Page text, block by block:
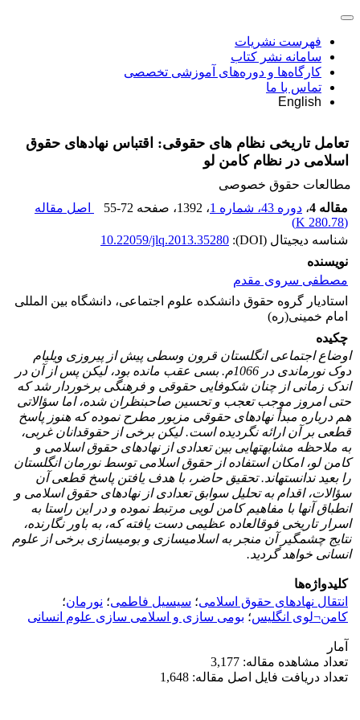
فهرست نشریات
سامانه نشر کتاب
کارگاه‌ها و دوره‌های آموزشی تخصصی
تماس با ما
English
تعامل تاریخی نظام های حقوقی: اقتباس نهادهای حقوق
اسلامی در نظام کامن لو
مطالعات حقوق خصوصی
مقاله 4
، دوره 43، شماره 1 ، 1392 ، صفحه 55-72
اصل مقاله
(
280.78 K
)
شناسه دیجیتال (DOI):
10.22059/jlq.2013.35280
نویسنده
مصطفی سروی مقدم
استادیار گروه حقوق دانشکده علوم اجتماعی، دانشگاه بین المللی
امام خمینی(ره)
چکیده
اوضاع اجتماعی انگلستان قرون وسطی پیش از پیروزی ویلیام
دوک نورماندی در 1066م. بسی عقب مانده بود، لیکن پس از آن در
اندک زمانی از چنان شکوفایی حقوقی و فرهنگی برخوردار شد که
حتی امروز موجب تعجب و تحسین صاحبنظران شده، اما سؤالاتی
هم درباره مبدأ نهادهای حقوقی مزبور مطرح نموده که هنوز پاسخ
قطعی بر آن ارائه نگردیده است. لیکن برخی از حقوقدانان غربی،
به ملاحظه مشابهت­هایی بین تعدادی از نهادهای حقوق اسلامی و
کامن لو، امکان استفاده از حقوق اسلامی توسط نورمان انگلستان
را بعید ندانسته­اند. تحقیق حاضر، با هدف یافتن پاسخ قطعی آن
سؤالات، اقدام به تحلیل سوابق تعدادی از نهادهای حقوق اسلامی و
انطباق آنها با مفاهیم کامن لویی مرتبط نموده و در این راستا به
اسرار تاریخی فوق­العاده عظیمی دست یافته که، به باور نگارنده،
نتایج چشمگیر آن منجر به اسلامی­سازی و بومی­سازی برخی از علوم
انسانی خواهد گردید.
کلیدواژه‌ها
انتقال نهادهای حقوق اسلامی؛ سیسیل فاطمی؛ نورمان؛
کامن¬لوی انگلیس؛ بومی سازی و اسلامی سازی علوم انسانی
آمار
تعداد مشاهده مقاله: 3,177
تعداد دریافت فایل اصل مقاله: 1,648